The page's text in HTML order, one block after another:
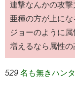
連撃なんかの攻
亜種の方が上にな
ジョーのように
増えるなら属性
529 名も無きハン